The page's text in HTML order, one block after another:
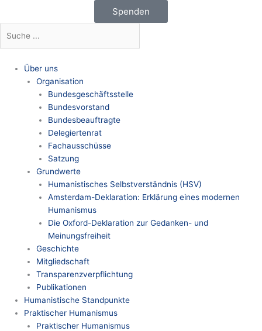
springen
Spenden
Newsletter
Über uns
Organisation
Bundesgeschäftsstelle
Bundesvorstand
Bundesbeauftragte
Delegiertenrat
Fachausschüsse
Satzung
Grundwerte
Humanistisches Selbstverständnis (HSV)
Amsterdam-Deklaration: Erklärung eines modernen
Humanismus
Die Oxford-Deklaration zur Gedanken- und
Meinungsfreiheit
Geschichte
Mitgliedschaft
Transparenzverpflichtung
Publikationen
Humanistische Standpunkte
Praktischer Humanismus
Praktischer Humanismus